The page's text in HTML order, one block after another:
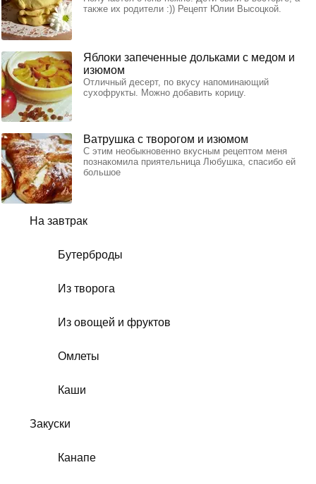
На завтрак
Бутерброды
Из творога
Из овощей и фруктов
Омлеты
Каши
Закуски
Канапе
также их родители :)) Рецепт Юлии Высоцкой.
Яблоки запеченные дольками с медом и
изюмом
Отличный десерт, по вкусу напоминающий
сухофрукты. Можно добавить корицу.
Ватрушка с творогом и изюмом
С этим необыкновенно вкусным рецептом меня
познакомила приятельница Любушка, спасибо ей
большое